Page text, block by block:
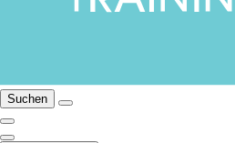
Suchen